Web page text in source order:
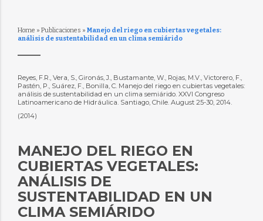
Home » Publicaciones » Manejo del riego en cubiertas vegetales:
análisis de sustentabilidad en un clima semiárido
Reyes, F.R., Vera, S., Gironás, J., Bustamante, W., Rojas, M.V., Victorero, F.,
Pastén, P., Suárez, F., Bonilla, C. Manejo del riego en cubiertas vegetales:
análisis de sustentabilidad en un clima semiárido. XXVI Congreso
Latinoamericano de Hidráulica. Santiago, Chile. August 25-30, 2014.
(2014)
MANEJO DEL RIEGO EN
CUBIERTAS VEGETALES:
ANÁLISIS DE
SUSTENTABILIDAD EN UN
CLIMA SEMIÁRIDO